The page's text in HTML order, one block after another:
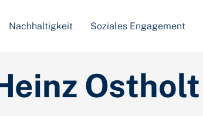
Nachhaltigkeit Soziales Engagement
Ostholt